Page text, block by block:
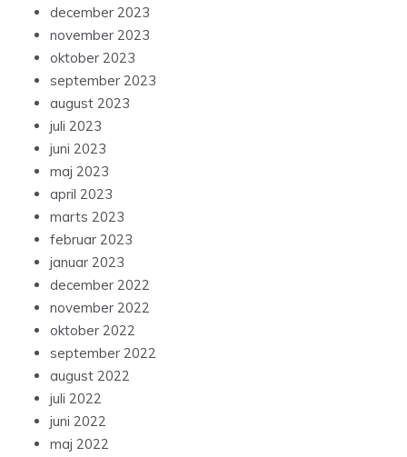
december 2023
november 2023
oktober 2023
september 2023
august 2023
juli 2023
juni 2023
maj 2023
april 2023
marts 2023
februar 2023
januar 2023
december 2022
november 2022
oktober 2022
september 2022
august 2022
juli 2022
juni 2022
maj 2022